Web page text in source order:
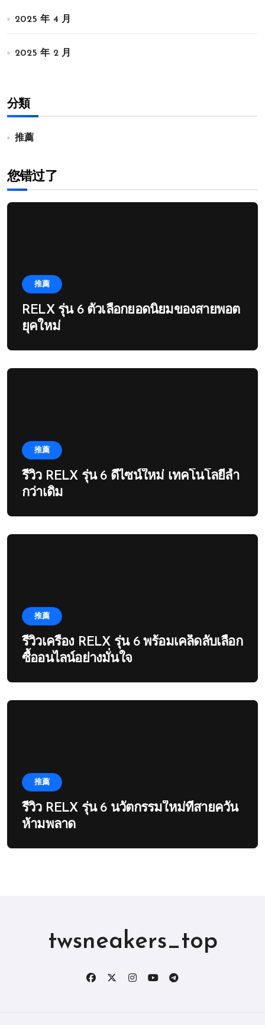
2025 年 4 月
2025 年 2 月
分類
推薦
您错过了
推薦
RELX รุ่น 6 ตัวเลือกยอดนิยมของสายพอต
ยุคใหม่
推薦
รีวิว RELX รุ่น 6 ดีไซน์ใหม่ เทคโนโลยีล้ำ
กว่าเดิม
推薦
รีวิวเครื่อง RELX รุ่น 6 พร้อมเคล็ดลับเลือก
ซื้ออนไลน์อย่างมั่นใจ
推薦
รีวิว RELX รุ่น 6 นวัตกรรมใหม่ที่สายควัน
ห้ามพลาด
twsneakers_top